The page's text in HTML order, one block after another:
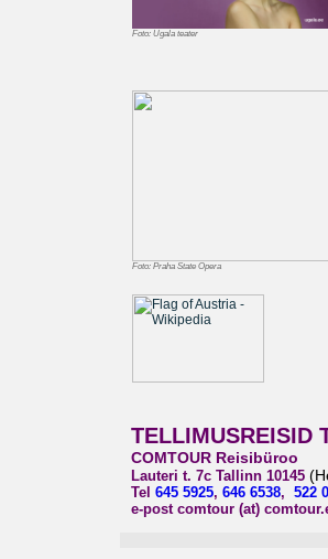
Foto: Ugala teater
Foto: Praha State Opera
TELLIMUSREISID
COMTOUR Reisibüroo
Lauteri t. 7c Tallinn 10145
Tel 645 5925, 646 6538, 522
e-post comtour (at)